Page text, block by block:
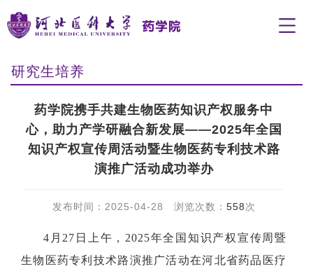
研究生培养
药学院携手共建生物医药知识产权服务中
心，助力产学研融合新发展——2025年全国
知识产权宣传周活动暨生物医药专利技术路
演推广活动成功举办
发布时间：2025-04-28 浏览次数： 558次
4月27日上午，2025年全国知识产权宣传周暨
生物医药专利技术路演推广活动在河北省药品医疗